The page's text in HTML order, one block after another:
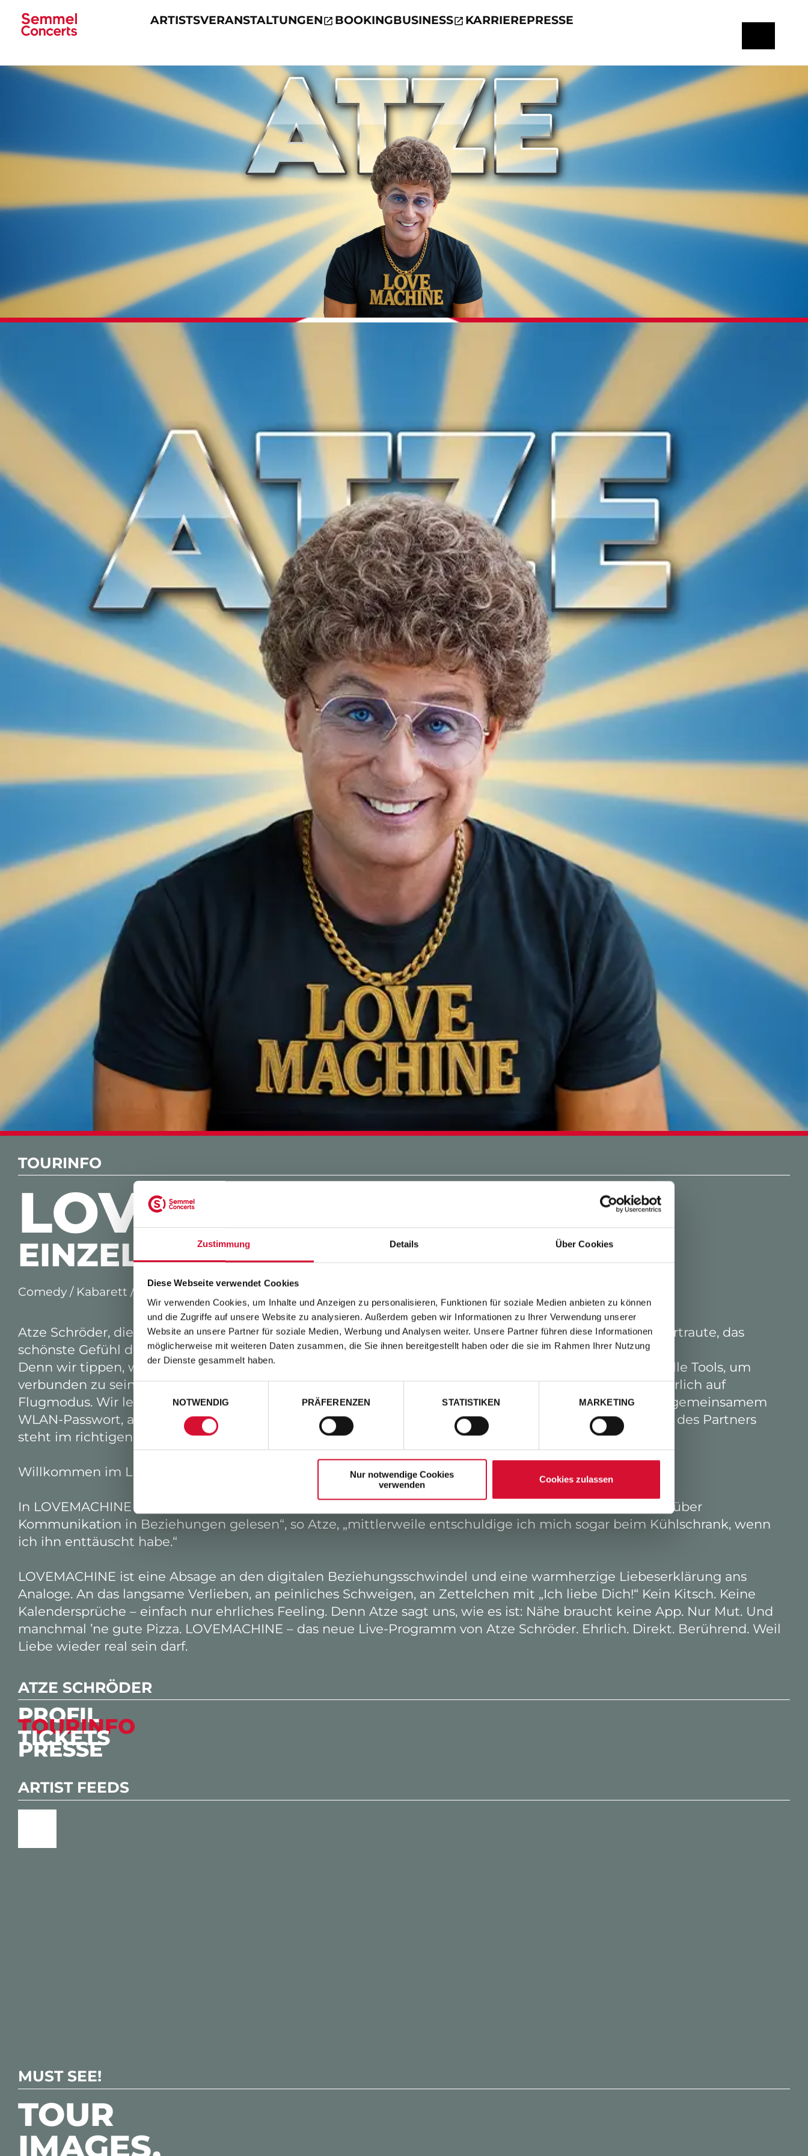
Zustimmung Details Über Cookies
Diese Webseite verwendet Cookies
Wir verwenden Cookies, um Inhalte und Anzeigen zu personalisieren, Funktionen für soziale Medien anbieten zu können
und die Zugriffe auf unsere Website zu analysieren. Außerdem geben wir Informationen zu Ihrer Verwendung unserer
Website an unsere Partner für soziale Medien, Werbung und Analysen weiter. Unsere Partner führen diese Informationen
möglicherweise mit weiteren Daten zusammen, die Sie ihnen bereitgestellt haben oder die sie im Rahmen Ihrer Nutzung
der Dienste gesammelt haben.
Einwilligungsauswahl
NOTWENDIG
PRÄFERENZEN STATISTIKEN MARKETING
Nur notwendige Cookies
verwenden
Cookies zulassen
ARTISTSVERANSTALTUNGEN BOOKINGBUSINESS KARRIEREPRESSE
TOURINFO
LOVEMACHINE
EINZELTERMINE WINTER 2027
Comedy / Kabarett / Lesungen / Theater
Atze Schröder, die liebende Legende, will seinen Fans diesmal etwas zurückzugeben: das Echte, das Vertraute, das
schönste Gefühl der Welt.
Denn wir tippen, wischen, liken – aber wissen kaum noch, wie eine echte Berührung geht. Wir haben alle Tools, um
verbunden zu sein – aber niemand hebt mehr ab, wenn’s klingelt. Wir sind alle dauer-online – aber innerlich auf
Flugmodus. Wir leben zwischen Selbstoptimierung und digitalen Dauerbrennern, in Beziehungen mit gemeinsamem
WLAN-Passwort, aber ohne stabile Verbindung. Die Welt dreht durch, aber Hauptsache, die Zahnbürste des Partners
steht im richtigen Becher.
Willkommen im Liebesleben 2026!
In LOVEMACHINE nimmt Atze Schröder das auseinander, was wir heute Liebe nennen. „Ich hab‘ so viel über
Kommunikation in Beziehungen gelesen“, so Atze, „mittlerweile entschuldige ich mich sogar beim Kühlschrank, wenn
ich ihn enttäuscht habe.“
LOVEMACHINE ist eine Absage an den digitalen Beziehungsschwindel und eine warmherzige Liebeserklärung ans
Analoge. An das langsame Verlieben, an peinliches Schweigen, an Zettelchen mit „Ich liebe Dich!“ Kein Kitsch. Keine
Kalendersprüche – einfach nur ehrliches Feeling. Denn Atze sagt uns, wie es ist: Nähe braucht keine App. Nur Mut. Und
manchmal ’ne gute Pizza. LOVEMACHINE – das neue Live-Programm von Atze Schröder. Ehrlich. Direkt. Berührend. Weil
Liebe wieder real sein darf.
ATZE SCHRÖDER
PROFIL
TOURINFO
TICKETS
PRESSE
ARTIST FEEDS
MUST SEE!
TOUR
IMAGES.